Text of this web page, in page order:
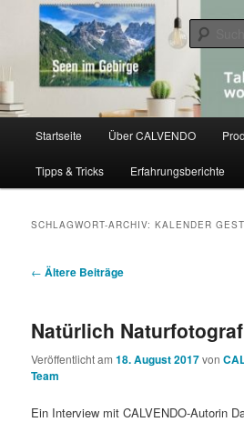
primären
springen
sekundären
springenCALVENDO
share creativity
Startseite Über CALVENDO
Tipps & Tricks Erfahrungsberichte
SCHLAGWORT-ARCHIV:KALENDER
Beitragsnavigation
← Ältere Beiträge
Natürlich
Veröffentlicht am18. August 2017von
Team
Ein Interview mit CALVENDO-Autorin